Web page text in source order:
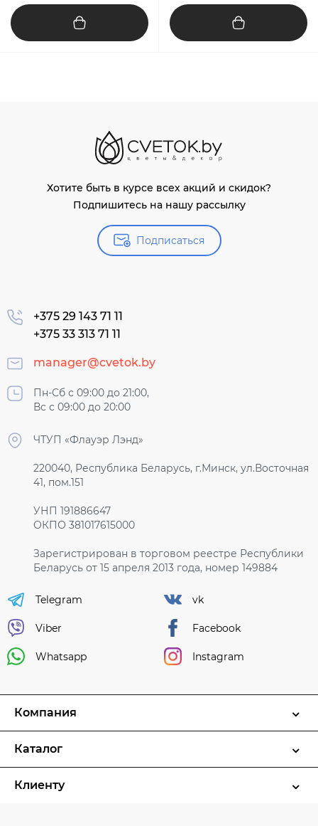
Хотите быть в курсе всех акций и скидок?
Подпишитесь на нашу рассылку
Подписаться
+375 29 143 71 11
+375 33 313 71 11
manager@cvetok.by
Пн-Сб с 09:00 до 21:00,
Вс с 09:00 до 20:00
ЧТУП «Флауэр Лэнд»
220040, Республика Беларусь, г.Минск, ул.Восточная
41, пом.151
УНП 191886647
ОКПО 381017615000
Зарегистрирован в торговом реестре Республики
Беларусь от 15 апреля 2013 года, номер 149884
Telegram
Viber
Whatsapp
vk
Facebook
Instagram
Компания
Каталог
Клиенту